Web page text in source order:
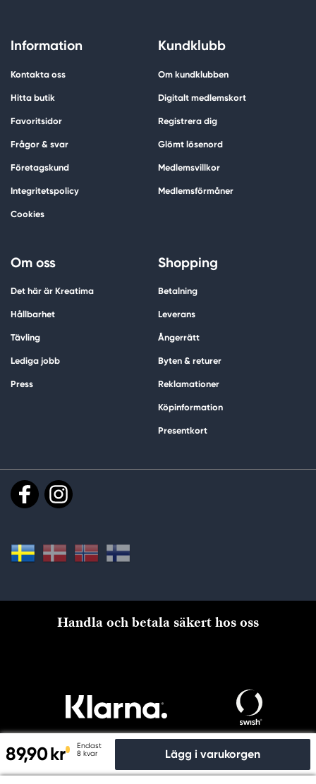
89,90 kr
Endast
8 kvar
Lägg i varukorgen
Information
Kontakta oss
Hitta butik
Favoritsidor
Frågor & svar
Företagskund
Integritetspolicy
Cookies
Kundklubb
Om kundklubben
Digitalt medlemskort
Registrera dig
Glömt lösenord
Medlemsvillkor
Medlemsförmåner
Om oss
Det här är Kreatima
Hållbarhet
Tävling
Lediga jobb
Press
Shopping
Betalning
Leverans
Ångerrätt
Byten & returer
Reklamationer
Köpinformation
Presentkort
Handla och betala säkert hos oss